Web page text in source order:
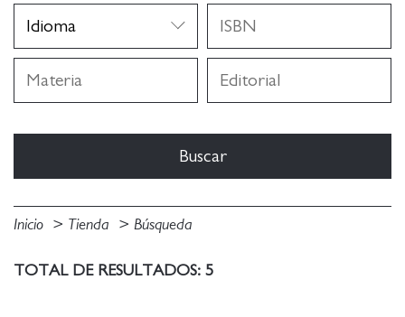
Inicio Tienda Búsqueda
TOTAL DE RESULTADOS: 5